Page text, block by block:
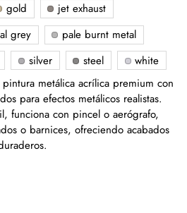
gold
jet exhaust
grey
pale burnt metal
silver steel
white
metálica acrílica premium con
para efectos metálicos realistas.
funciona con pincel o aerógrafo,
o barnices, ofreciendo acabados